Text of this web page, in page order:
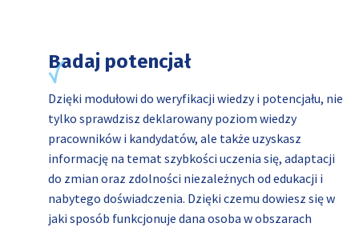
Badaj potencjał
Dzięki modułowi do weryfikacji wiedzy i potencjału, nie
tylko sprawdzisz deklarowany poziom wiedzy
pracowników i kandydatów, ale także uzyskasz
informację na temat szybkości uczenia się, adaptacji
do zmian oraz zdolności niezależnych od edukacji i
nabytego doświadczenia. Dzięki czemu dowiesz się w
jaki sposób funkcjonuje dana osoba w obszarach